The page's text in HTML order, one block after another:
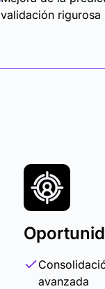
validación rigurosa
avanzada